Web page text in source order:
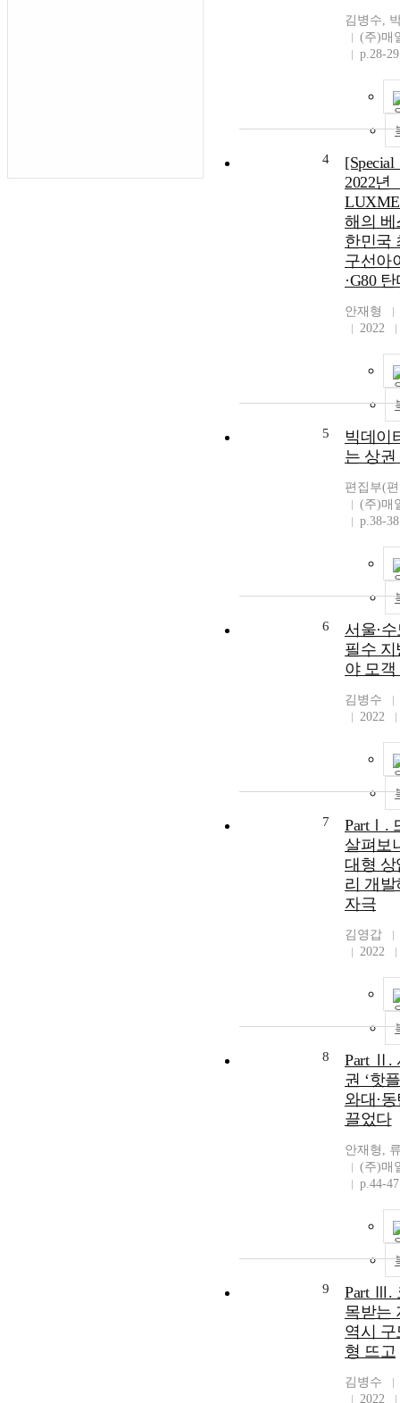
김병수,
(주)매
p.28-29
4
2022년
해의 베
한민국
구선아
·G80
안재형
2022
5
빅데이
는 상권
편집부(
(주)매
p.38-38
6
서울·
필수
야 모객
김병수
2022
7
PartⅠ.
살펴보
대형
리 개
자극
김영갑
2022
8
Part Ⅱ.
권 ‘핫
와대·
끌었다
안재형,
(주)매
p.44-47
9
Part Ⅲ.
목받는
역시
형 뜨고
김병수
2022